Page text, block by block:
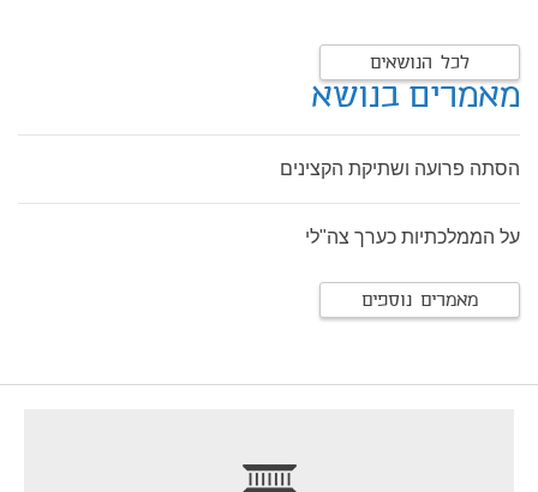
לכל הנושאים
מאמרים בנושא
הסתה פרועה ושתיקת הקצינים
על הממלכתיות כערך צה"לי
מאמרים נוספים